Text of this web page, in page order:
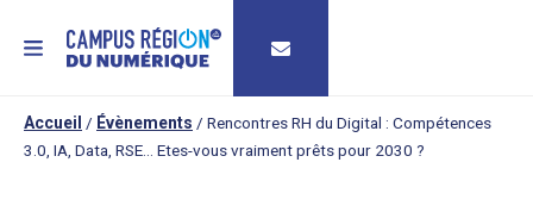
MENU
Accueil / Évènements / Rencontres RH du Digital : Compétences
3.0, IA, Data, RSE… Etes-vous vraiment prêts pour 2030 ?